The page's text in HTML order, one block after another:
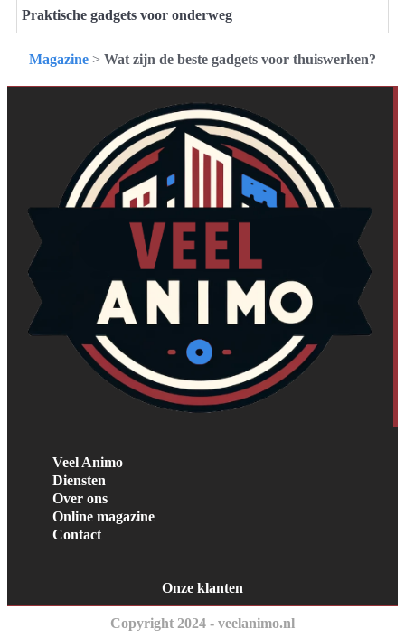
Praktische gadgets voor onderweg
Magazine > Wat zijn de beste gadgets voor thuiswerken?
Veel Animo
Diensten
Over ons
Online magazine
Contact
Onze klanten
Copyright 2024 - veelanimo.nl